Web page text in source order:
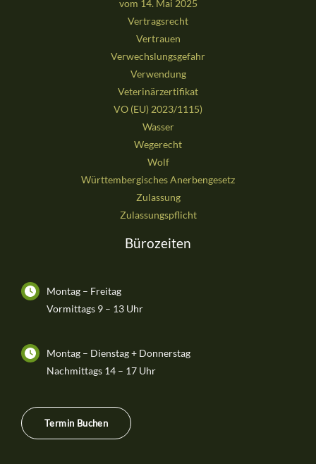
vom 14. Mai 2025
Vertragsrecht
Vertrauen
Verwechslungsgefahr
Verwendung
Veterinärzertifikat
VO (EU) 2023/1115)
Wasser
Wegerecht
Wolf
Württembergisches Anerbengesetz
Zulassung
Zulassungspflicht
Bürozeiten
Montag – Freitag
Vormittags 9 – 13 Uhr
Montag – Dienstag + Donnerstag
Nachmittags 14 – 17 Uhr
Termin Buchen